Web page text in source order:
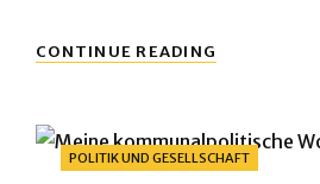
CONTINUE READING
2017
Categories
POLITIK UND GESELLSCHAFT